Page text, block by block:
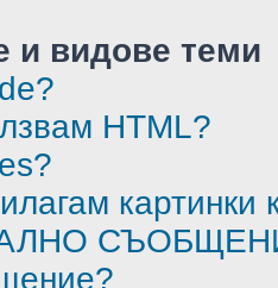
и видове теми
HTML?